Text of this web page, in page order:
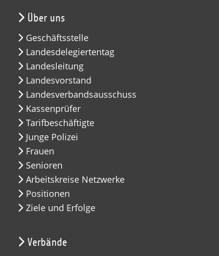
Über uns
Geschäftsstelle
Landesdelegiertentag
Landesleitung
Landesvorstand
Landesverbandsausschuss
Kassenprüfer
Tarifbeschäftigte
Junge Polizei
Frauen
Senioren
Arbeitskreise Netzwerke
Positionen
Ziele und Erfolge
Verbände